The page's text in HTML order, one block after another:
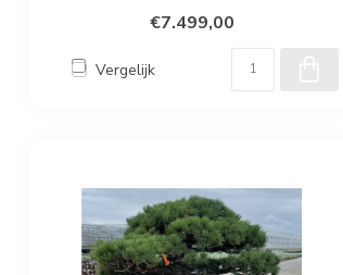
€7.499,00
Vergelijk